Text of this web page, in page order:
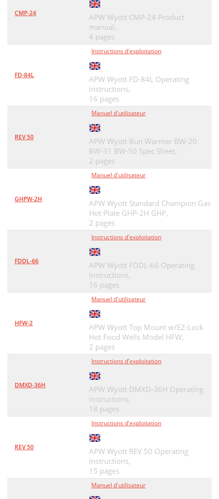
CMP-24
APW Wyott CMP-24 Product
manual,
4 pages
FD-84L
Instructions d'exploitation
APW Wyott FD-84L Operating
instructions,
16 pages
REV 50
Manuel d'utilisateur
APW Wyott Bun Warmer BW-20
BW-31 BW-50 Spec Sheet,
2 pages
GHPW-2H
Manuel d'utilisateur
APW Wyott Standard Champion Gas
Hot Plate GHP-2H GHP,
2 pages
FDDL-66
Instructions d'exploitation
APW Wyott FDDL-66 Operating
instructions,
16 pages
HFW-2
Manuel d'utilisateur
APW Wyott Top Mount w/EZ-Lock
Hot Food Wells Model HFW,
2 pages
DMXD-36H
Instructions d'exploitation
APW Wyott DMXD-36H Operating
instructions,
18 pages
REV 50
Instructions d'exploitation
APW Wyott REV 50 Operating
instructions,
15 pages
Manuel d'utilisateur